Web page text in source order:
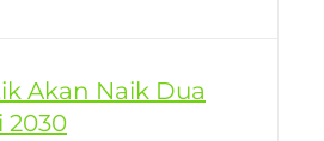
Akan Naik Dua
2030